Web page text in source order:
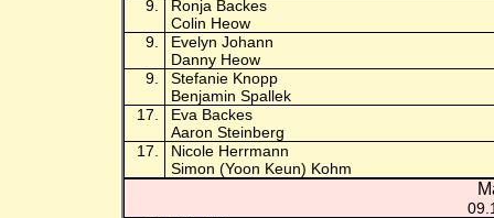
9.
Ronja Backes
Colin Heow
9.
Evelyn Johann
Danny Heow
9.
Stefanie Knopp
Benjamin Spallek
17.
Eva Backes
Aaron Steinberg
17.
Nicole Herrmann
Simon (Yoon Keun) Kohm